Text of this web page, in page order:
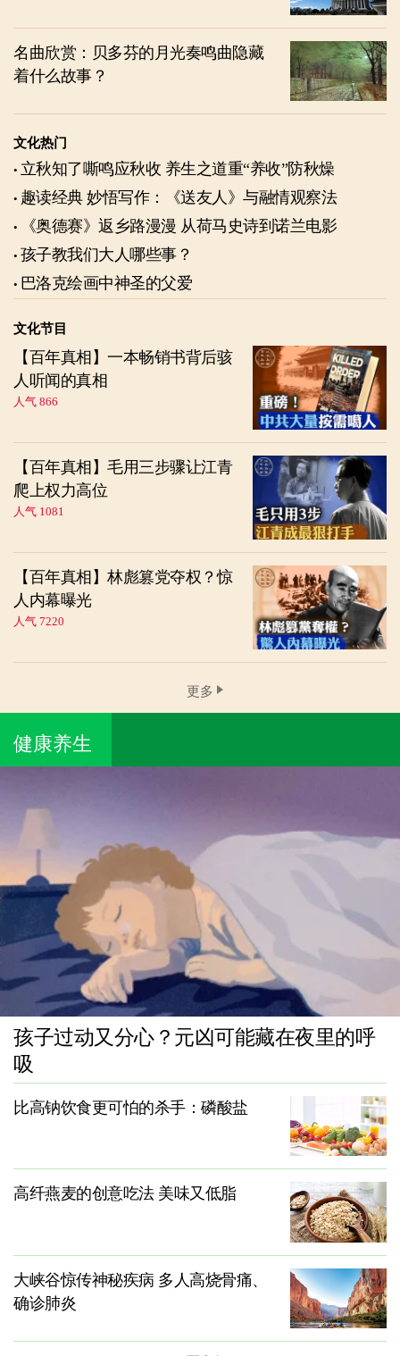
名曲欣赏：贝多芬的月光奏鸣曲隐藏
着什么故事？
文化热门
立秋知了嘶鸣应秋收 养生之道重“养收”防秋燥
趣读经典 妙悟写作：《送友人》与融情观察法
《奥德赛》返乡路漫漫 从荷马史诗到诺兰电影
孩子教我们大人哪些事？
巴洛克绘画中神圣的父爱
文化节目
【百年真相】一本畅销书背后骇
人听闻的真相
人气 866
【百年真相】毛用三步骤让江青
爬上权力高位
人气 1081
【百年真相】林彪篡党夺权？惊
人内幕曝光
人气 7220
更多
健康养生
孩子过动又分心？元凶可能藏在夜里的呼
吸
比高钠饮食更可怕的杀手：磷酸盐
高纤燕麦的创意吃法 美味又低脂
大峡谷惊传神秘疾病 多人高烧骨痛、
确诊肺炎